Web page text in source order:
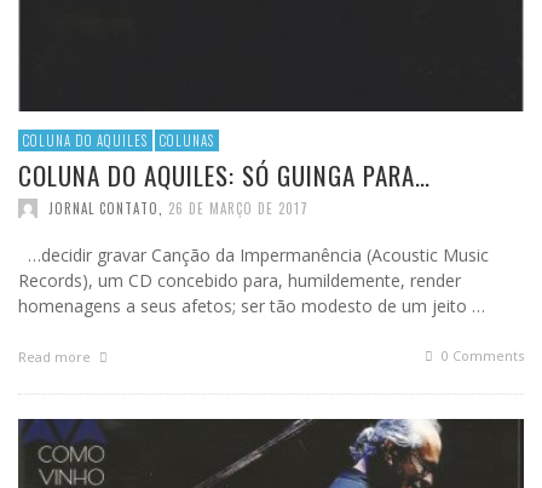
COLUNA DO AQUILES COLUNAS
COLUNA DO AQUILES: SÓ GUINGA PARA…
JORNAL CONTATO, 26 DE MARÇO DE 2017
…decidir gravar Canção da Impermanência (Acoustic Music
Records), um CD concebido para, humildemente, render
homenagens a seus afetos; ser tão modesto de um jeito …
Read more 0 Comments